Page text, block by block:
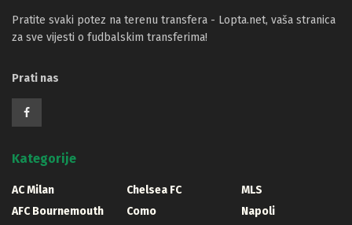
Pratite svaki potez na terenu transfera - Lopta.net, vaša stranica
za sve vijesti o fudbalskim transferima!
Prati nas
Kategorije
AC Milan
AFC Bournemouth
Chelsea FC
Como
MLS
Napoli